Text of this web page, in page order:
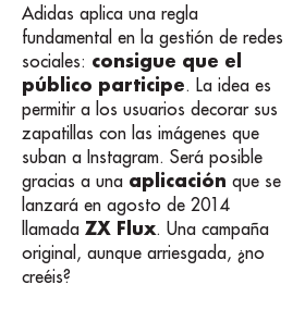
Adidas aplica una regla
fundamental en la gestión de redes
sociales: consigue que el
público participe. La idea es
permitir a los usuarios decorar sus
zapatillas con las imágenes que
suban a Instagram. Será posible
gracias a una aplicación que se
lanzará en agosto de 2014
llamada ZX Flux. Una campaña
original, aunque arriesgada, ¿no
creéis?